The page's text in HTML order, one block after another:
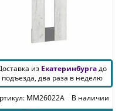
из Екатеринбургадо
подъезда, два раза в неделю
MM26022A
В наличии